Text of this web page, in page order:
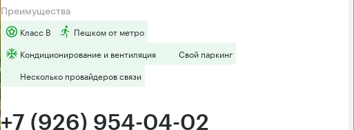
Преимущества
Класс B
Пешком от метро
Кондиционирование и вентиляция
Свой паркинг
Несколько провайдеров связи
+7 (926) 954-04-02